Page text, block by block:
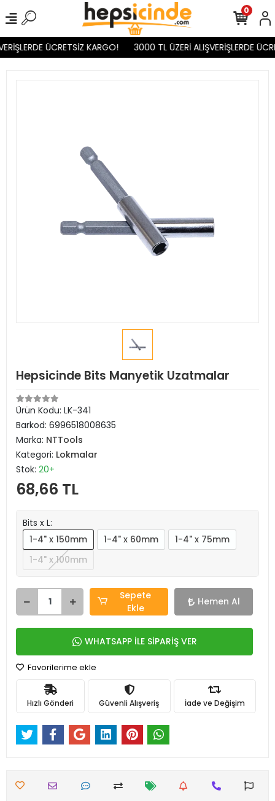
ÜCRETSİZ KARGO! 3000 TL ÜZERİ ALIŞVERİŞLERDE
0
Hepsicinde Bits Manyetik Uzatmalar
Ürün Kodu: LK-341
Barkod: 6996518008635
Marka: NTTools
Kategori: Lokmalar
Stok: 20+
68,66 TL
Bits x L:
1-4" x 150mm
1-4" x 60mm
1-4" x 75mm
1-4" x 100mm
Sepete
Ekle
Hemen Al
WHATSAPP İLE SİPARİŞ VER
Favorilerime ekle
Hızlı Gönderi Güvenli Alışveriş İade ve Değişim